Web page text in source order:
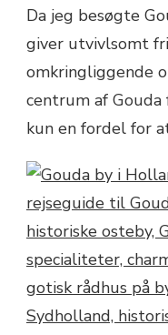
Da jeg besøgte
giver utvivlsomt
omkringliggende
centrum af Gouda
kun en fordel for